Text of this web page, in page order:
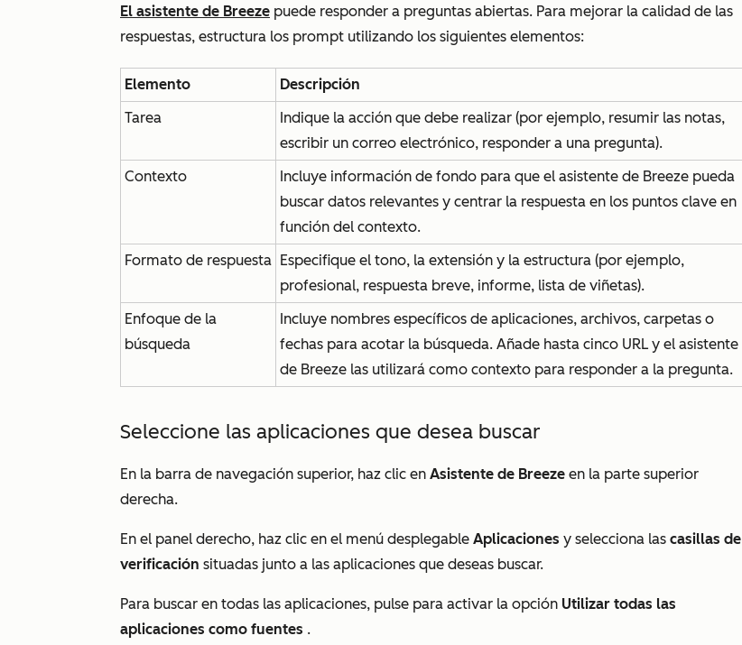
El asistente de Breeze puede responder a preguntas abiertas. Para mejorar la calidad de las
respuestas, estructura los prompt utilizando los siguientes elementos:
Elemento
Descripción
Tarea
Indique la acción que debe realizar (por ejemplo, resumir las notas,
escribir un correo electrónico, responder a una pregunta).
Contexto
Incluye información de fondo para que el asistente de Breeze pueda
buscar datos relevantes y centrar la respuesta en los puntos clave en
función del contexto.
Formato de respuesta Especifique el tono, la extensión y la estructura (por ejemplo,
profesional, respuesta breve, informe, lista de viñetas).
Enfoque de la
búsqueda
Incluye nombres específicos de aplicaciones, archivos, carpetas o
fechas para acotar la búsqueda. Añade hasta cinco URL y el asistente
de Breeze las utilizará como contexto para responder a la pregunta.
Seleccione las aplicaciones que desea buscar
En la barra de navegación superior, haz clic en Asistente de Breeze en la parte superior
derecha.
En el panel derecho, haz clic en el menú desplegable Aplicaciones y selecciona las casillas de
verificación situadas junto a las aplicaciones que deseas buscar.
Para buscar en todas las aplicaciones, pulse para activar la opción Utilizar todas las
aplicaciones como fuentes .